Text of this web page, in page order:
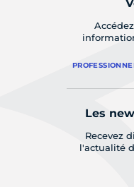
Les
Recevez
l'actualité